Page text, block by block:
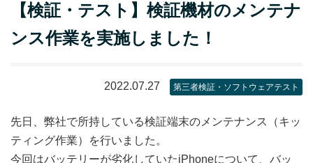
【検証・テスト】検証機材のメンテナ
ンス作業を実施しました！
2022.07.27 第三者検証・ソフトウェアテスト
先日、弊社で所持している検証端末のメンテナンス（キッ
ティング作業）を行いました。
今回はバッテリーが劣化していたiPhoneについて、バッ